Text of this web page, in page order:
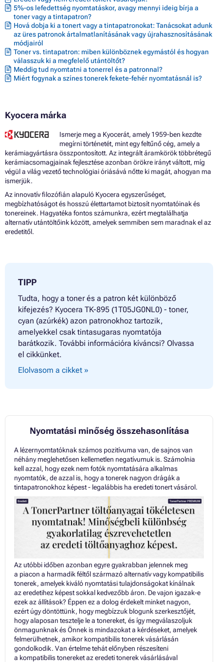
5%-os lefedettség nyomtatáskor, avagy mennyi ideig bírja a
toner vagy a tintapatron?
Hová dobja ki a tonert vagy a tintapatronokat: Tanácsokat adunk
az üres patronok ártalmatlanításának vagy újrahasznosításának
módjairól
Toner vs. tintapatron: miben különböznek egymástól és hogyan
válasszuk ki a megfelelő utántöltőt?
Meddig tud nyomtatni a tonerrel és a patronnal?
Miért fogynak a színes tonerek fekete-fehér nyomtatásnál is?
Kyocera márka
Ismerje meg a Kyocerát, amely 1959-ben kezdte
megírni történetét, mint egy feltűnő cég, amely a
kerámiagyártásra összpontosított. Az integrált áramkörök többrétegű
kerámiacsomagjainak fejlesztése azonban örökre irányt váltott, míg
végül a világ vezető technológiai óriásává nőtte ki magát, ahogyan ma
ismerjük.
Az innovatív filozófián alapuló Kyocera egyszerűséget,
megbízhatóságot és hosszú élettartamot biztosít nyomtatóinak és
tonereinek. Hagyatéka fontos számunkra, ezért megtalálhatja
alternatív utántöltőink között, amelyek semmiben sem maradnak el az
eredetitől.
TIPP
Tudta, hogy a toner és a patron két különböző
kifejezés? Kyocera TK-895 (1T05JG0NL0) - toner,
cyan (azúrkék) azon patronokhoz tartozik,
amelyekkel csak tintasugaras nyomtatója
barátkozik. További információra kíváncsi? Olvassa
el cikkünket.
Elolvasom a cikket »
Nyomtatási minőség összehasonlítása
A lézernyomtatóknak számos pozitívuma van, de sajnos van
néhány meglehetősen kellemetlen negatívumuk is. Számolnia
kell azzal, hogy ezek nem fotók nyomtatására alkalmas
nyomtatók, de azzal is, hogy a tonerek nagyon drágák a
tintapatronokhoz képest - legalábbis ha eredeti tonert vásárol.
Az utóbbi időben azonban egyre gyakrabban jelennek meg
a piacon a harmadik féltől származó alternatív vagy kompatibilis
tonerek, amelyek kiváló nyomtatási tulajdonságokat kínálnak
az eredetihez képest sokkal kedvezőbb áron. De vajon igazak-e
ezek az állítások? Éppen ez a dolog érdekelt minket nagyon,
ezért úgy döntöttünk, hogy megbízzuk blogunk szerkesztőjét,
hogy alaposan tesztelje le a tonereket, és így megválaszoljuk
önmagunknak és Önnek is mindazokat a kérdéseket, amelyek
felmerülhetnek, amikor kompatibilis tonerek vásárlásán
gondolkodik. Van értelme tehát előnyben részesíteni
a kompatibilis tonereket az eredeti tonerek vásárlásával